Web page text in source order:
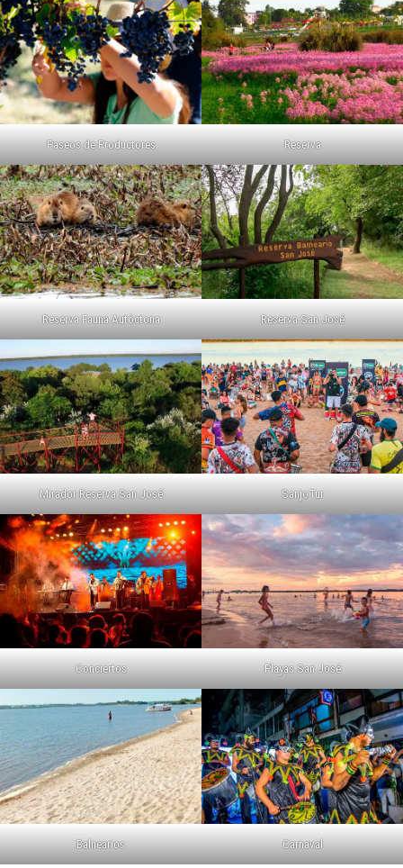
Paseos de Productores Reserva
Reserva Fauna Autóctona Reserva San José
Mirador Reserva San José SanjoTur
Conciertos Playas San José
Balnearios Carnaval